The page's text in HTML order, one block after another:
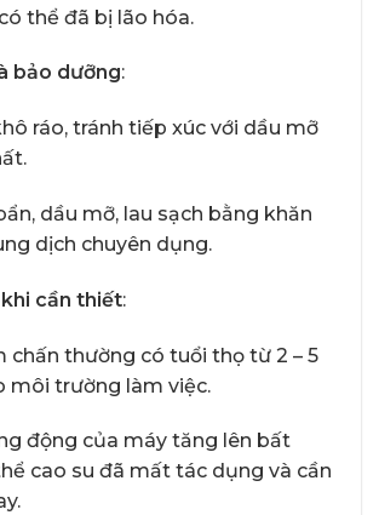
thể đã bị lão hóa.
bảo dưỡng:
ráo, tránh tiếp xúc với dầu mỡ
dầu mỡ, lau sạch bằng khăn
dịch chuyên dụng.
cần thiết:
chấn thường có tuổi thọ từ 2 – 5
môi trường làm việc.
động của máy tăng lên bất
cao su đã mất tác dụng và cần